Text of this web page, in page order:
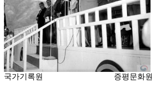
국가기록원 증평문화원